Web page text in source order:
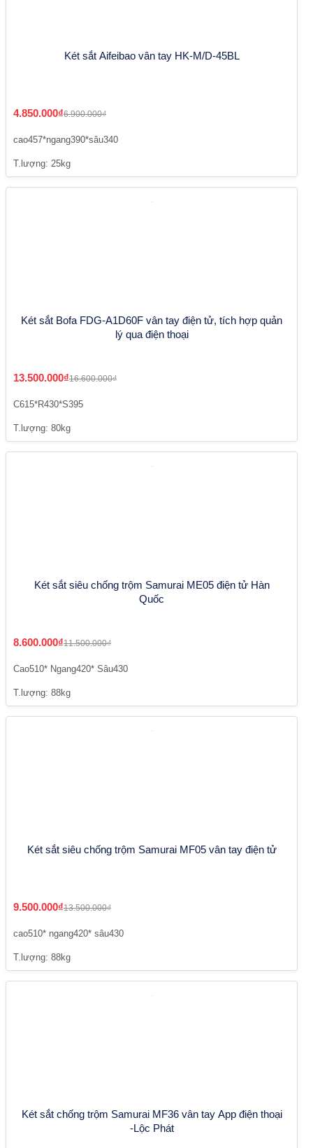
Két sắt Aifeibao vân tay HK-M/D-45BL
4.850.000₫6.900.000₫
cao457*ngang390*sâu340
T.lượng: 25kg
Két sắt Bofa FDG-A1D60F vân tay điện tử, tích hợp quản
lý qua điện thoại
13.500.000₫16.600.000₫
C615*R430*S395
T.lượng: 80kg
Két sắt siêu chống trộm Samurai ME05 điện tử Hàn
Quốc
8.600.000₫11.500.000₫
Cao510* Ngang420* Sâu430
T.lượng: 88kg
Két sắt siêu chống trộm Samurai MF05 vân tay điện tử
9.500.000₫13.500.000₫
cao510* ngang420* sâu430
T.lượng: 88kg
Két sắt chống trộm Samurai MF36 vân tay App điện thoại
-Lộc Phát